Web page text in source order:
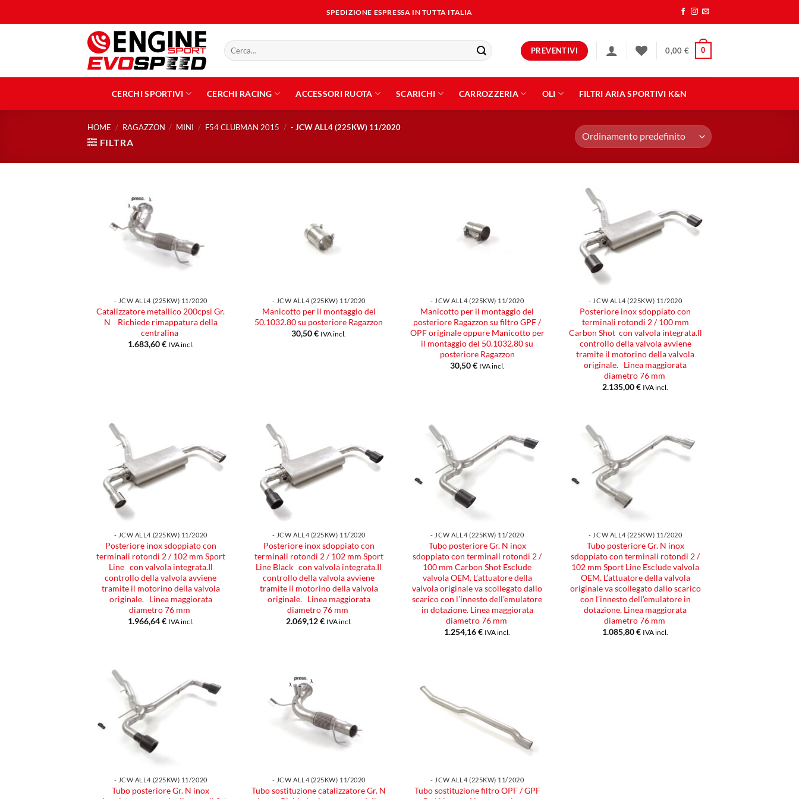
ai
SPEDIZIONE ESPRESSA IN TUTTA ITALIA
Cerca: PREVENTIVI 0,00 € 0
CERCHI SPORTIVI CERCHI RACING ACCESSORI RUOTA SCARICHI CARROZZERIA OLI FILTRI ARIA SPORTIVI K&N
HOME / RAGAZZON / MINI / F54 CLUBMAN 2015 / - JCW ALL4 (225KW) 11/2020
FILTRA
- JCW ALL4 (225KW) 11/2020
Catalizzatore metallico 200cpsi Gr.
N Richiede rimappatura della
centralina
1.683,60€ IVA incl.
- JCW ALL4 (225KW) 11/2020
Manicotto per il montaggio del
50.1032.80 su posteriore Ragazzon
30,50€ IVA incl.
- JCW ALL4 (225KW) 11/2020
Manicotto per il montaggio del
posteriore Ragazzon su filtro GPF /
OPF originale oppure Manicotto per
il montaggio del 50.1032.80 su
posteriore Ragazzon
30,50€ IVA incl.
Aggiungi
alla lista
dei
desideri
- JCW ALL4 (225KW) 11/2020
Posteriore inox sdoppiato con
terminali rotondi 2 / 100 mm
Carbon Shot con valvola integrata.Il
controllo della valvola avviene
tramite il motorino della valvola
originale. Linea maggiorata
diametro 76 mm
2.135,00€ IVA incl.
Aggiungi
alla lista
dei
desideri
- JCW ALL4 (225KW) 11/2020
Posteriore inox sdoppiato con
terminali rotondi 2 / 102 mm Sport
Line con valvola integrata.Il
controllo della valvola avviene
tramite il motorino della valvola
originale. Linea maggiorata
diametro 76 mm
1.966,64€ IVA incl.
Aggiungi
alla lista
dei
desideri
- JCW ALL4 (225KW) 11/2020
Posteriore inox sdoppiato con
terminali rotondi 2 / 102 mm Sport
Line Black con valvola integrata.Il
controllo della valvola avviene
tramite il motorino della valvola
originale. Linea maggiorata
diametro 76 mm
2.069,12€ IVA incl.
Aggiungi
alla lista
- JCW ALL4 (225KW) 11/2020
Tubo posteriore Gr. N inox
sdoppiato con terminali rotondi 2 /
100 mm Carbon Shot Esclude
valvola OEM. L’attuatore della
valvola originale va scollegato dallo
scarico con l’innesto dell’emulatore
in dotazione. Linea maggiorata
diametro 76 mm
1.254,16€ IVA incl.
Aggiungi
alla lista
- JCW ALL4 (225KW) 11/2020
Tubo posteriore Gr. N inox
sdoppiato con terminali rotondi 2 /
102 mm Sport Line Esclude valvola
OEM. L’attuatore della valvola
originale va scollegato dallo scarico
con l’innesto dell’emulatore in
dotazione. Linea maggiorata
diametro 76 mm
1.085,80€ IVA incl.
Aggiungi
alla lista
- JCW ALL4 (225KW) 11/2020
Tubo posteriore Gr. N inox
- JCW ALL4 (225KW) 11/2020
Tubo sostituzione catalizzatore Gr. N
- JCW ALL4 (225KW) 11/2020
Tubo sostituzione filtro OPF / GPF